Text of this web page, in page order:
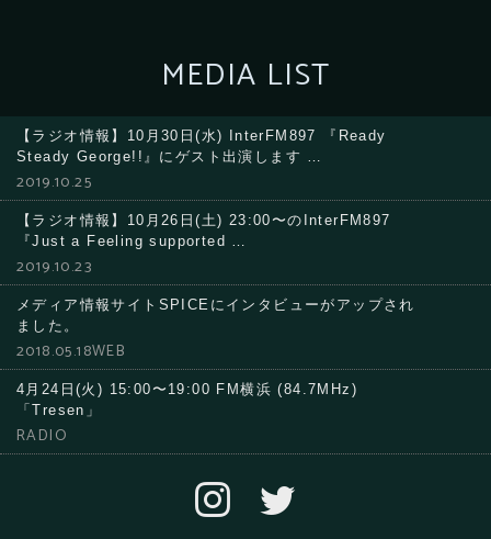
MEDIA LIST
【ラジオ情報】10月30日(水) InterFM897 『Ready
Steady George!!』にゲスト出演します …
2019.10.25
【ラジオ情報】10月26日(土) 23:00〜のInterFM897
『Just a Feeling supported …
2019.10.23
メディア情報サイトSPICEにインタビューがアップされ
ました。
2018.05.18WEB
4月24日(火) 15:00〜19:00 FM横浜 (84.7MHz)
「Tresen」
RADIO